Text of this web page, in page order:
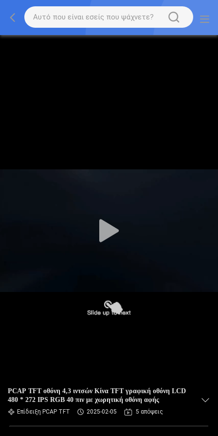
PCAP TFT οθόνη 4,3 ιντσών Κίνα TFT γραφική οθόνη LCD
480 * 272 IPS RGB 40 πιν με χωρητική οθόνη αφής
Επίδειξη PCAP TFT 2025-02-05 5 απόψεις